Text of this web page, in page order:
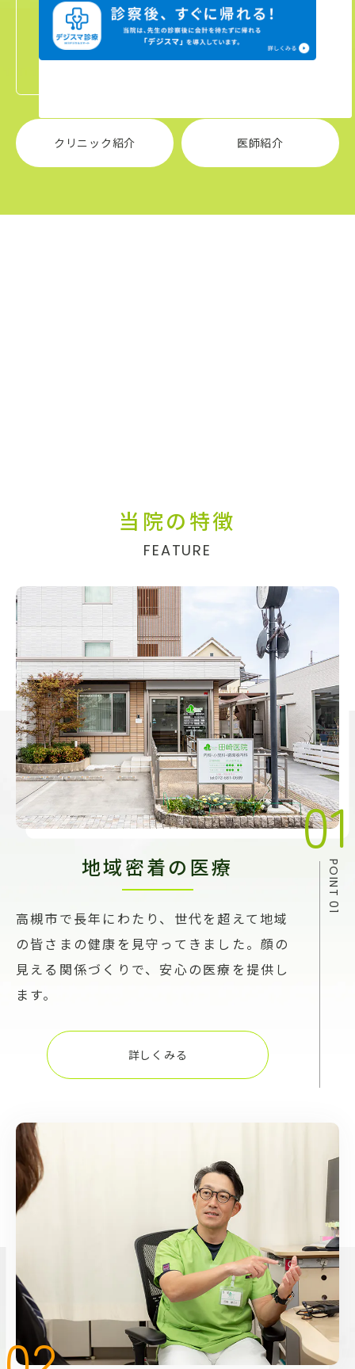
クリニック紹介 医師紹介
当院の特徴
FEATURE
地域密着の医療
高槻市で長年にわたり、世代を超えて地域
の皆さまの健康を見守ってきました。顔の
見える関係づくりで、安心の医療を提供し
ます。
詳しくみる